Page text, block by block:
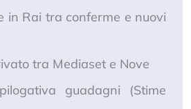
in Rai tra conferme e nuovi
tra Mediaset e Nove
guadagni (Stime